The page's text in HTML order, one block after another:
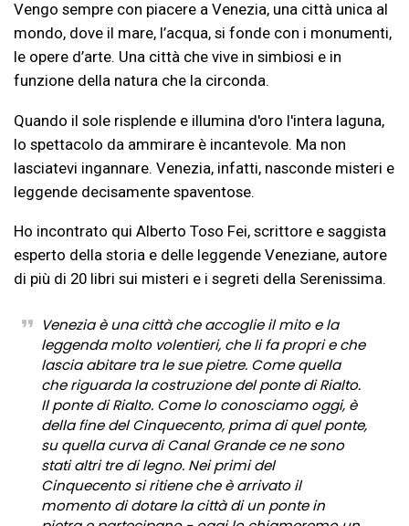
Vengo sempre con piacere a Venezia, una città unica al
mondo, dove il mare, l’acqua, si fonde con i monumenti,
le opere d’arte. Una città che vive in simbiosi e in
funzione della natura che la circonda.
Quando il sole risplende e illumina d'oro l'intera laguna,
lo spettacolo da ammirare è incantevole. Ma non
lasciatevi ingannare. Venezia, infatti, nasconde misteri e
leggende decisamente spaventose.
Ho incontrato qui Alberto Toso Fei, scrittore e saggista
esperto della storia e delle leggende Veneziane, autore
di più di 20 libri sui misteri e i segreti della Serenissima.
Venezia è una città che accoglie il mito e la
leggenda molto volentieri, che li fa propri e che
lascia abitare tra le sue pietre. Come quella
che riguarda la costruzione del ponte di Rialto.
Il ponte di Rialto. Come lo conosciamo oggi, è
della fine del Cinquecento, prima di quel ponte,
su quella curva di Canal Grande ce ne sono
stati altri tre di legno. Nei primi del
Cinquecento si ritiene che è arrivato il
momento di dotare la città di un ponte in